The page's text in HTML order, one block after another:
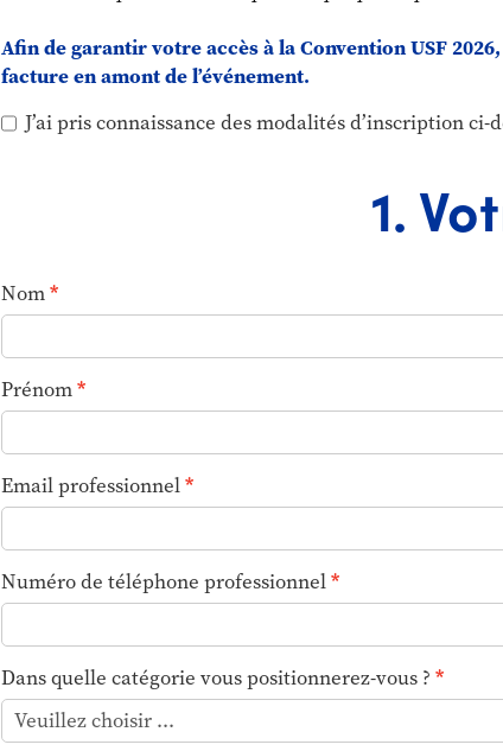
Afin de garantir votre accès à la Convention USF
facture en amont de l’événement.
J’ai pris connaissance des modalités d’inscription ci-
1.
Nom
Prénom
Email professionnel
Numéro de téléphone professionnel
Dans quelle catégorie vous positionnerez-vous ?